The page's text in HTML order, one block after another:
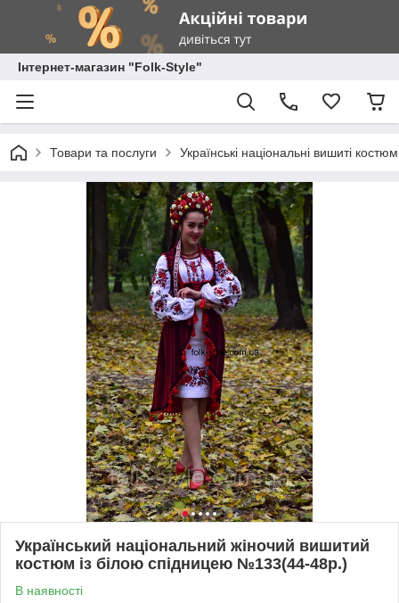
Інтернет-магазин "Folk-Style"
Товари та послуги Українські національні вишиті
Український національний жіночий вишитий
костюм із білою спідницею №133(44-48р.)
В наявності